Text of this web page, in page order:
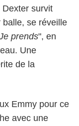
survit
balle, se réveille
prends", en
Une
de la
Emmy pour ce
avec une
reserved./Paramount+